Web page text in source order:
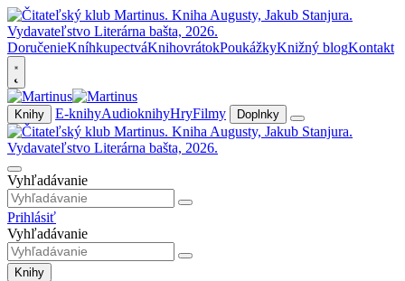
DoručenieKníhkupectváKnihovrátokPoukážkyKnižný blogKontakt
Knihy E-knihyAudioknihyHryFilmy Doplnky
Vyhľadávanie
Prihlásiť
Vyhľadávanie
Knihy